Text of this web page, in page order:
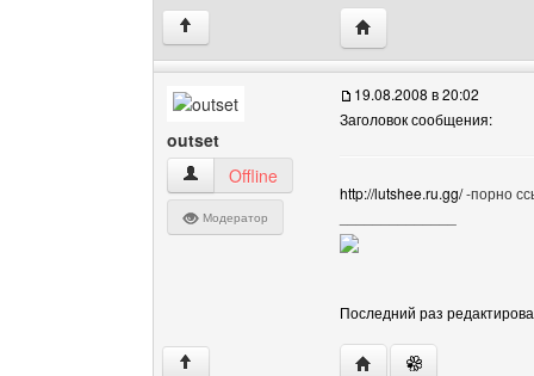
↑ Посетить сайт
outset
outset Посмотреть профиль
Offline
Модератор
19.08.2008 в 20:02
Заголовок сообщения:
http://lutshee.ru.gg/-порно
Последний раз
↑ Посетить сайт